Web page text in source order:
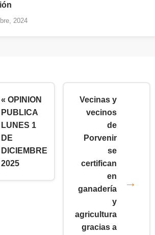
2024
« OPINION
PUBLICA
LUNES 1
DE
DICIEMBRE
2025
Vecinas y
vecinos
de
Porvenir
se
certifican
en
ganadería
y
agricultura
gracias a